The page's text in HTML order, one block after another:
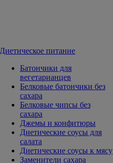
Диетическое питание
Батончики для
вегетарианцев
Белковые батончики без
сахара
Белковые чипсы без
сахара
Джемы и конфитюры
Диетические соусы для
салата
Диетические соусы к мясу
Заменители сахара